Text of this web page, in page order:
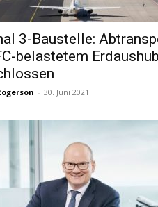
3-Baustelle:
belastetem Erdaushub
- 30. Juni 2021